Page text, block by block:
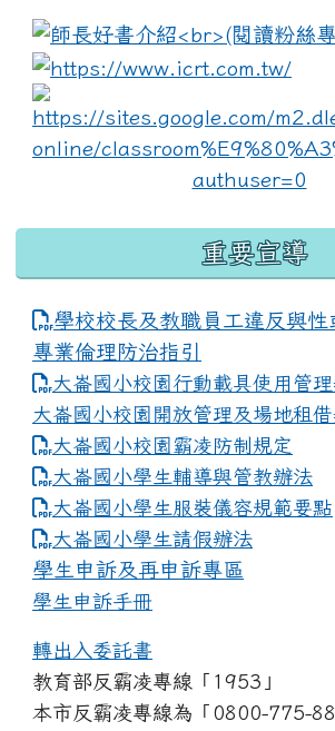
link
重要宣導
學校校長及教職員工違反與性
專業倫理防治指引
大崙國小校園行動載具使用管
大崙國小校園開放管理及場地租
大崙國小校園霸凌防制規定
大崙國小學生輔導與管教辦法
大崙國小學生服裝儀容規範要點
link to https://
大崙國小學生請假辦法
學生申訴及再申訴專區
學生申訴手冊
轉出入委託書
教育部反霸凌專線「1953」
本市反霸凌專線為「0800-775-